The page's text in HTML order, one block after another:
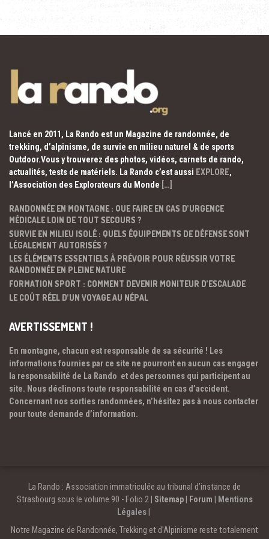
Lancé en 2011, La Rando est un Magazine de randonnée, de
trekking, d’alpinisme, de survie en milieu naturel & de sports
Outdoor.Vous y trouverez des photos, vidéos, carnets de rando,
actualités, tests de matériels. La Rando c’est aussi EXPLORE,
l’Association des Explorateurs du Monde […]
RANDONNÉE EN MONTAGNE : QUE FAIRE EN CAS D’URGENCE
MÉDICALE LOIN DE TOUT SECOURS ?
SURVIE EN MILIEU ISOLÉ : QUELS ÉQUIPEMENTS DE DÉFENSE SONT
LÉGALEMENT AUTORISÉS ?
LES ÉLÉMENTS ESSENTIELS À PRÉVOIR POUR RÉUSSIR VOTRE
RANDONNÉE EN PLEINE NATURE
FORMATION SPORT : COMMENT DEVENIR MONITEUR D’ESCALADE
LE COÛT RÉEL D’UN VOYAGE AU NÉPAL
AVERTISSEMENT !
En montagne, chacun est responsable de sa sécurité ! Les
informations fournies par ce site ne pourront en aucun cas engager
la responsabilité de La Rando et des personnes qui participent au
site. Nous déclinons toute responsabilité en cas d’accident.
Concernant nos sorties randonnées, n’hésitez pas à nous contacter
pour toute demande d’information.
La Rando : Association immatriculée au tribunal d’instance de
Strasbourg sous le volume 90 - Folio 2 | Sitemap| Forum
Mentions
Légales
Notre Magazine de Randonnée, Trekking et d'Alpinisme reste totalement